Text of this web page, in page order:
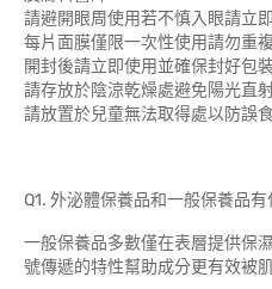
請避開眼周使用若不慎入眼請立
每片面膜僅限一次性使用請勿重
開封後請立即使用並確保封好包
請存放於陰涼乾燥處避免陽光直
請放置於兒童無法取得處以防誤
Q1. 外泌體保養品和一般保養品有
一般保養品多數僅在表層提供保
號傳遞的特性幫助成分更有效被